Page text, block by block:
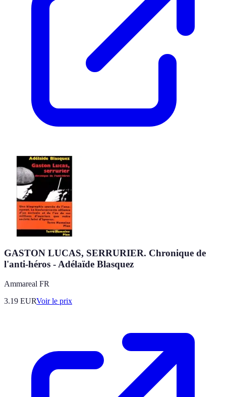
GASTON LUCAS, SERRURIER. Chronique de
l'anti-héros - Adélaïde Blasquez
Ammareal FR
3.19 EURVoir le prix